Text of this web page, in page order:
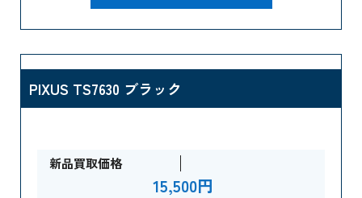
PIXUS TS7630 ブラック
新品買取価格
15,500円